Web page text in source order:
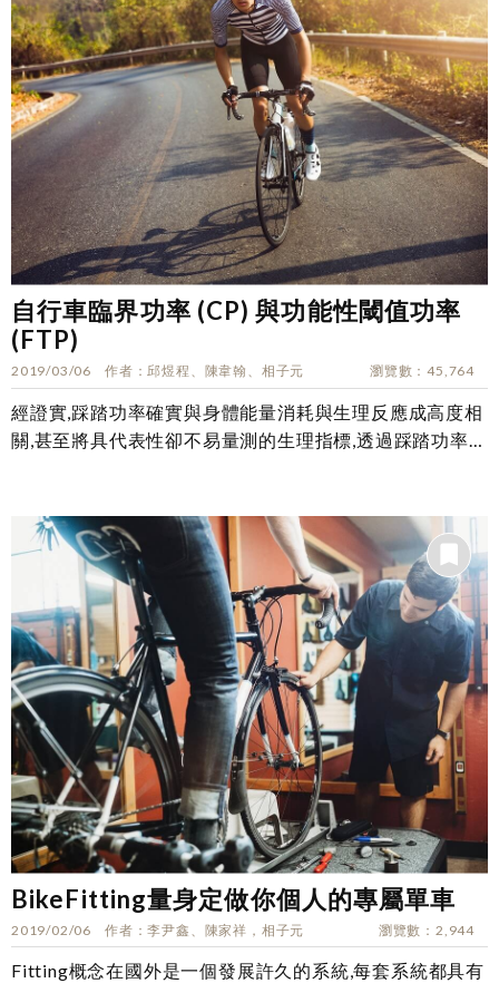
自行車臨界功率 (CP) 與功能性閾值功率
(FTP)
2019/03/06 作者 邱煜程、陳韋翰、相子元 瀏覽數 45,764
經證實,踩踏功率確實與身體能量消耗與生理反應成高度相
關,甚至將具代表性卻不易量測的生理指標,透過踩踏功率發
BikeFitting量身定做你個人的專屬單車
2019/02/06 作者 李尹鑫、陳家祥，相子元 瀏覽數 2,944
Fitting概念在國外是一個發展許久的系統,每套系統都具有